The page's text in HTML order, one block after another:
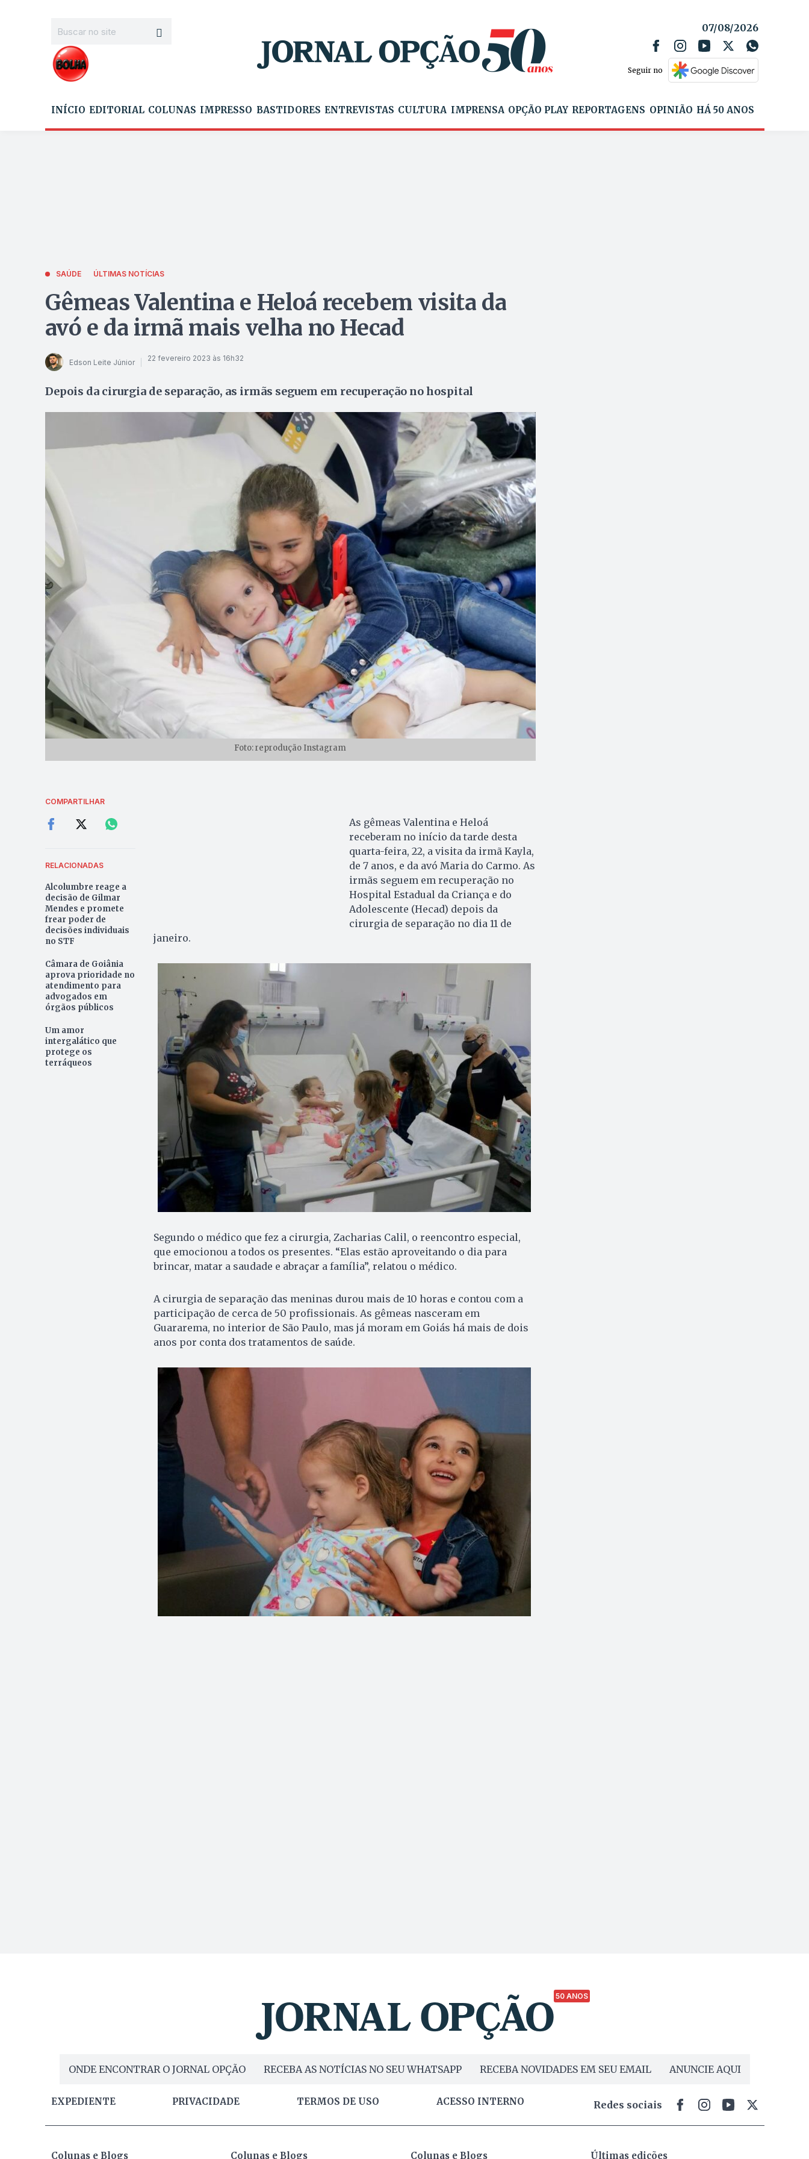
07/08/2026
Seguir no
INÍCIO EDITORIAL COLUNAS IMPRESSO BASTIDORES ENTREVISTAS CULTURA IMPRENSA OPÇÃO PLAY REPORTAGENS OPINIÃO HÁ 50 ANOS
SAÚDE ÚLTIMAS NOTÍCIAS
Gêmeas Valentina e Heloá recebem visita da
avó e da irmã mais velha no Hecad
Edson Leite Júnior 22 fevereiro 2023 às 16h32
Depois da cirurgia de separação, as irmãs seguem em recuperação no hospital
Foto: reprodução Instagram
COMPARTILHAR
RELACIONADAS
Alcolumbre reage a
decisão de Gilmar
Mendes e promete
frear poder de
decisões individuais
no STF
Câmara de Goiânia
aprova prioridade no
atendimento para
advogados em
órgãos públicos
Um amor
intergalático que
protege os
terráqueos
As gêmeas Valentina e Heloá
receberam no início da tarde desta
quarta-feira, 22, a visita da irmã Kayla,
de 7 anos, e da avó Maria do Carmo. As
irmãs seguem em recuperação no
Hospital Estadual da Criança e do
Adolescente (Hecad) depois da
cirurgia de separação no dia 11 de
janeiro.
Segundo o médico que fez a cirurgia, Zacharias Calil, o reencontro especial,
que emocionou a todos os presentes. “Elas estão aproveitando o dia para
brincar, matar a saudade e abraçar a família”, relatou o médico.
A cirurgia de separação das meninas durou mais de 10 horas e contou com a
participação de cerca de 50 profissionais. As gêmeas nasceram em
Guararema, no interior de São Paulo, mas já moram em Goiás há mais de dois
anos por conta dos tratamentos de saúde.
50 ANOS
ONDE ENCONTRAR O JORNAL OPÇÃO RECEBA AS NOTÍCIAS NO SEU WHATSAPP RECEBA NOVIDADES EM SEU EMAIL ANUNCIE AQUI
EXPEDIENTE PRIVACIDADE TERMOS DE USO ACESSO INTERNO Redes sociais
Colunas e Blogs Colunas e Blogs Colunas e Blogs Últimas edições